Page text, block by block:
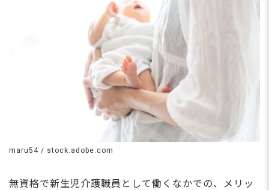
maru54 / stock.adobe.com
無資格で新生児介護職員として働くなかでの、メリッ